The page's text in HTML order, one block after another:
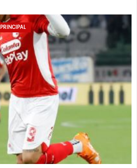
PRINCIPAL